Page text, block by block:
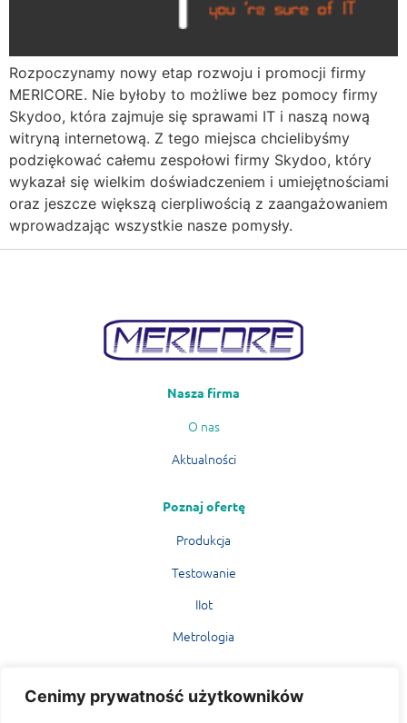
Cenimy prywatność użytkowników
Rozpoczynamy nowy etap rozwoju i promocji firmy
MERICORE. Nie byłoby to możliwe bez pomocy firmy
Skydoo, która zajmuje się sprawami IT i naszą nową
witryną internetową. Z tego miejsca chcielibyśmy
podziękować całemu zespołowi firmy Skydoo, który
wykazał się wielkim doświadczeniem i umiejętnościami
oraz jeszcze większą cierpliwością z zaangażowaniem
wprowadzając wszystkie nasze pomysły.
Nasza firma
O nas
Aktualności
Poznaj ofertę
Produkcja
Testowanie
IIot
Metrologia
MERICORE
Mariusz Kożuchowski